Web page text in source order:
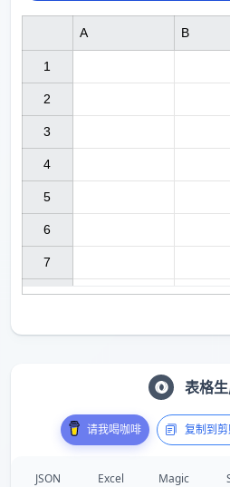
1
2
3
4
5
6
7
A B
表格
请我喝咖啡 复制到
JSON Excel Magic